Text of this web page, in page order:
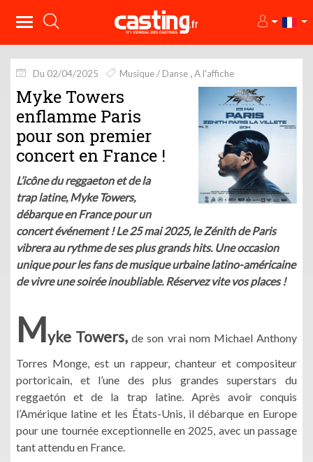
Du 02/04/2025 Musique / Danse A l'affiche
Myke Towers
enflamme Paris
pour son premier
concert en France !
L’icône du reggaeton et de la
trap latine, Myke Towers,
débarque en France pour un
concert événement ! Le 25 mai 2025, le Zénith de Paris
vibrera au rythme de ses plus grands hits. Une occasion
unique pour les fans de musique urbaine latino-américaine
de vivre une soirée inoubliable. Réservez vite vos places !
Myke Towers, de son vrai nom Michael Anthony
Torres Monge, est un rappeur, chanteur et compositeur
portoricain, et l’une des plus grandes superstars du
reggaetón et de la trap latine. Après avoir conquis
l’Amérique latine et les États-Unis, il débarque en Europe
pour une tournée exceptionnelle en 2025, avec un passage
tant attendu en France.